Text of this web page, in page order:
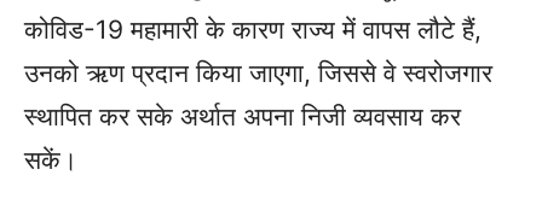
कोविड-19 महामारी के कारण राज्य में वापस लौटे हैं,
उनको ऋण प्रदान किया जाएगा, जिससे वे स्वरोजगार
स्थापित कर सके अर्थात अपना निजी व्यवसाय कर
सकें।